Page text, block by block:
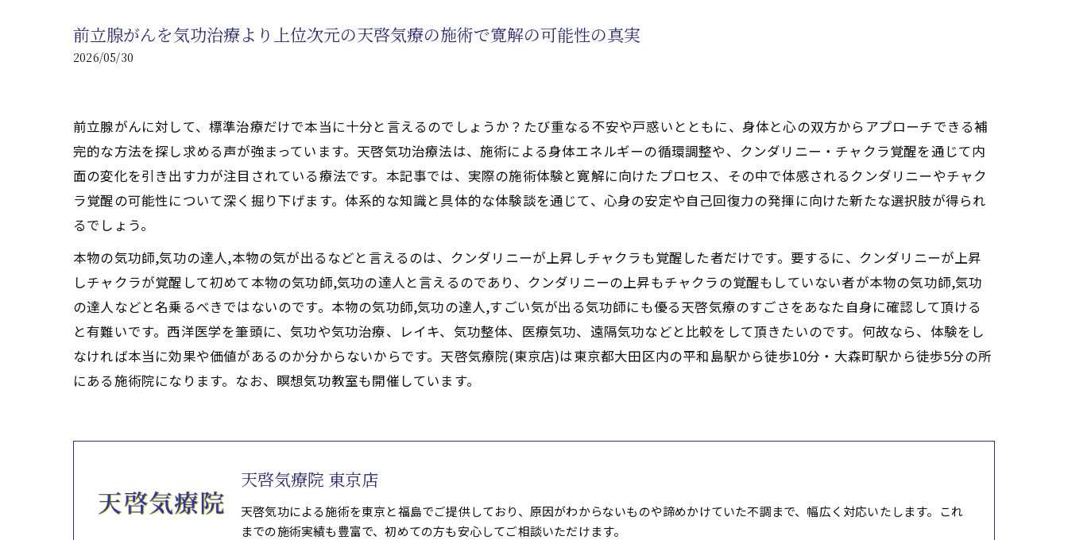
腎臓の疾患
前立腺がんを気功治療より上位次元の天啓気療の施術で寛解の可能性の真実
2026/05/30
前立腺がんに対して、標準治療だけで本当に十分と言えるのでしょうか？たび重なる不安や戸惑いとともに、身体と心の双方からアプローチできる補
完的な方法を探し求める声が強まっています。天啓気功治療法は、施術による身体エネルギーの循環調整や、クンダリニー・チャクラ覚醒を通じて内
面の変化を引き出す力が注目されている療法です。本記事では、実際の施術体験と寛解に向けたプロセス、その中で体感されるクンダリニーやチャク
ラ覚醒の可能性について深く掘り下げます。体系的な知識と具体的な体験談を通じて、心身の安定や自己回復力の発揮に向けた新たな選択肢が得られ
るでしょう。
本物の気功師,気功の達人,本物の気が出るなどと言えるのは、クンダリニーが上昇しチャクラも覚醒した者だけです。要するに、クンダリニーが上昇
しチャクラが覚醒して初めて本物の気功師,気功の達人と言えるのであり、クンダリニーの上昇もチャクラの覚醒もしていない者が本物の気功師,気功
の達人などと名乗るべきではないのです。本物の気功師,気功の達人,すごい気が出る気功師にも優る天啓気療のすごさをあなた自身に確認して頂ける
と有難いです。西洋医学を筆頭に、気功や気功治療、レイキ、気功整体、医療気功、遠隔気功などと比較をして頂きたいのです。何故なら、体験をし
なければ本当に効果や価値があるのか分からないからです。天啓気療院(東京店)は東京都大田区内の平和島駅から徒歩10分・大森町駅から徒歩5分の所
にある施術院になります。なお、瞑想気功教室も開催しています。
天啓気療院 東京店
天啓気功による施術を東京と福島でご提供しており、原因がわからないものや諦めかけていた不調まで、幅広く対応いたします。これ
までの施術実績も豊富で、初めての方も安心してご相談いただけます。